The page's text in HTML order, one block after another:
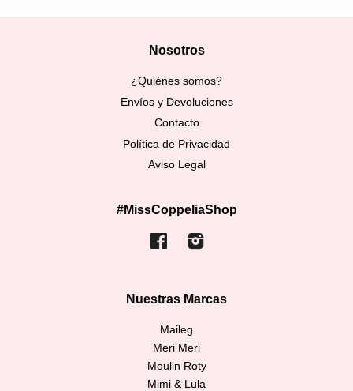
Nosotros
¿Quiénes somos?
Envíos y Devoluciones
Contacto
Política de Privacidad
Aviso Legal
#MissCoppeliaShop
FacebookInstagram
Nuestras Marcas
Maileg
Meri Meri
Moulin Roty
Mimi & Lula